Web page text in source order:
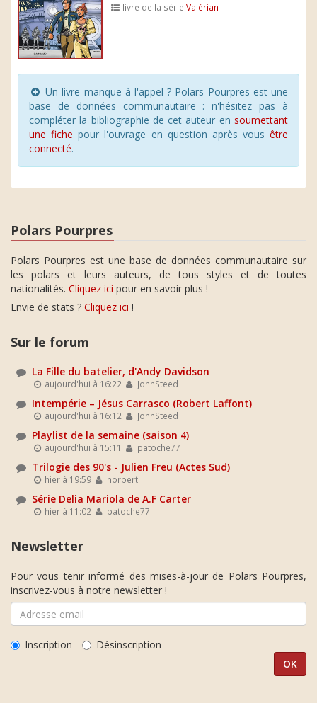
livre de la sérieValérian
Un livre manque à l'appel ? Polars Pourpres est une
base de données communautaire : n'hésitez pas à
compléter la bibliographie de cet auteur en soumettant
une fiche pour l'ouvrage en question après vous être
connecté.
Polars Pourpres
Polars Pourpres est une base de données communautaire sur
les polars et leurs auteurs, de tous styles et de toutes
nationalités. Cliquez ici pour en savoir plus !
Envie de stats ? Cliquez ici !
Sur le forum
La Fille du batelier, d'Andy Davidson
aujourd'hui à 16:22 JohnSteed
Intempérie – Jésus Carrasco (Robert Laffont)
aujourd'hui à 16:12 JohnSteed
Playlist de la semaine (saison 4)
aujourd'hui à 15:11 patoche77
Trilogie des 90's - Julien Freu (Actes Sud)
hier à 19:59 norbert
Série Delia Mariola de A.F Carter
hier à 11:02 patoche77
Newsletter
Pour vous tenir informé des mises-à-jour de Polars Pourpres,
inscrivez-vous à notre newsletter !
Inscription Désinscription